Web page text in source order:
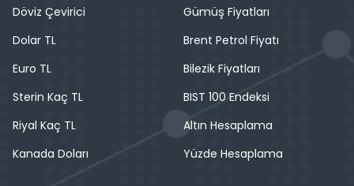
Döviz Çevirici
Dolar TL
Euro TL
Sterin Kaç TL
Riyal Kaç TL
Kanada Doları
Gümüş Fiyatları
Brent Petrol Fiyatı
Bilezik Fiyatları
BIST 100 Endeksi
Altın Hesaplama
Yüzde Hesaplama